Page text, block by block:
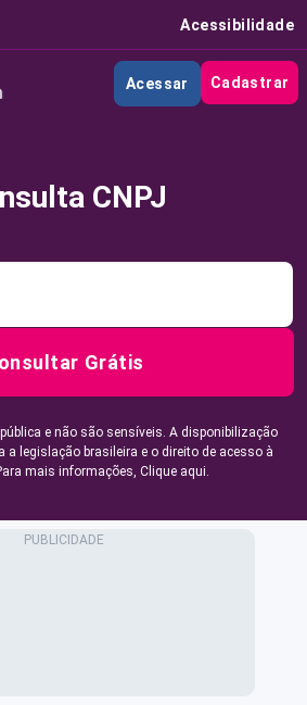
Acessibilidade
Acessar Cadastrar
CNPJ
Grátis
e não são sensíveis. A disponibilização
a legislação brasileira e o direito de acesso à
mais informações, Clique aqui.